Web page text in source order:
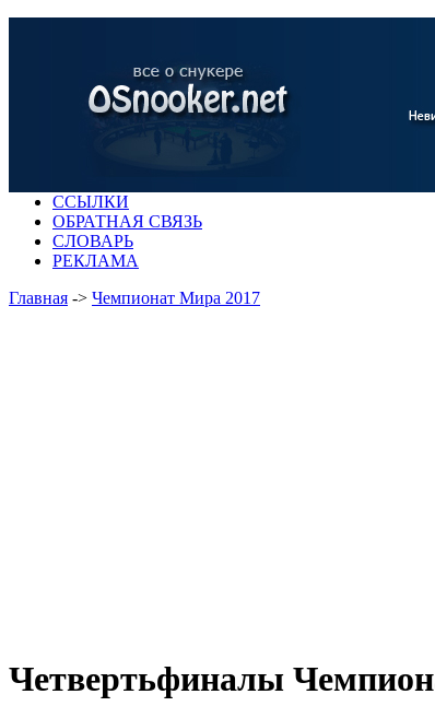
ССЫЛКИ
ОБРАТНАЯ СВЯЗЬ
СЛОВАРЬ
РЕКЛАМА
Главная -> Чемпионат Мира 2017
Четвертьфиналы